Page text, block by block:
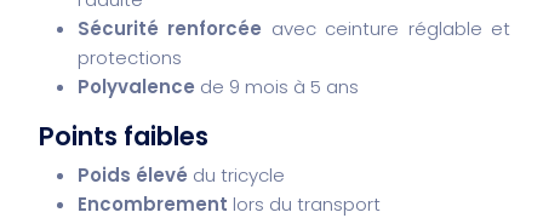
Sécurité renforcée avec ceinture réglable et
protections
Polyvalence de 9 mois à 5 ans
Points faibles
Poids élevé du tricycle
Encombrement lors du transport